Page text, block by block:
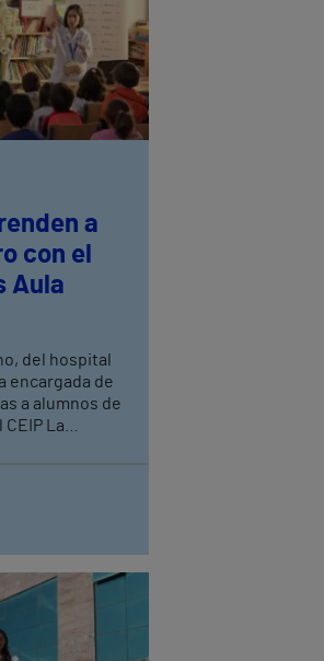
a
con el
Aula
encargada de
a alumnos de
La